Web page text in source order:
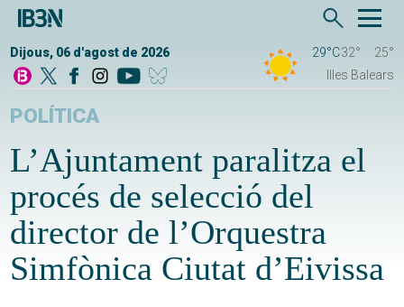
Dijous, 06 d'agost de 2026 29°C32°
25°
Illes Balears
POLÍTICA
L’Ajuntament paralitza el
procés de selecció del
director de l’Orquestra
Simfònica Ciutat d’Eivissa